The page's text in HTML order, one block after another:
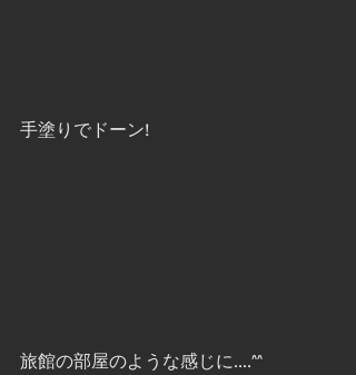
手塗りでドーン!
旅館の部屋のような感じに....^^